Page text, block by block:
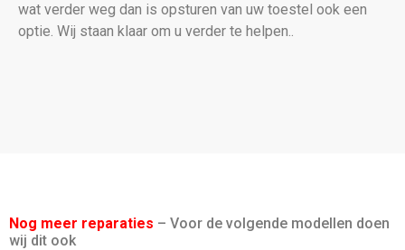
wat verder weg dan is opsturen van uw toestel ook een
optie. Wij staan klaar om u verder te helpen..
Nog meer reparaties – Voor de volgende modellen doen
wij dit ook